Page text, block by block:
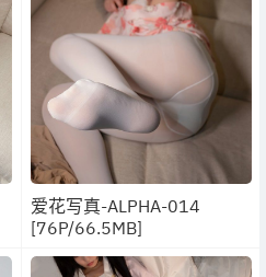
爱花写真-ALPHA-014
[76P/66.5MB]